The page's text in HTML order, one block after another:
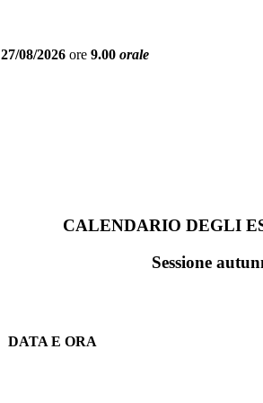
27/08/2026 ore 9.00 orale
CALENDARIO DEGLI
Sessione
DATA E ORA